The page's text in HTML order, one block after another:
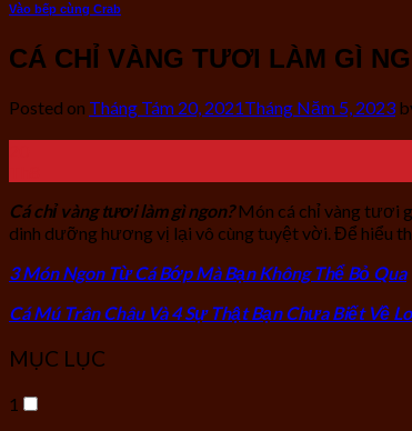
Vào bếp cùng Crab
CÁ CHỈ VÀNG TƯƠI LÀM GÌ
Posted on Tháng Tám 20, 2021Tháng Năm 5, 2023
Cá chỉ vàng tươi làm gì ngon?Món cá chỉ vàng tươi
dinh dưỡng hương vị lại vô cùng tuyệt vời. Để hiểu
3 Món Ngon Từ Cá Bớp Mà Bạn Không Thể Bỏ Qua
Cá Mú Trân Châu Và 4 Sự Thật Bạn Chưa Biết Về
MỤC LỤC
1